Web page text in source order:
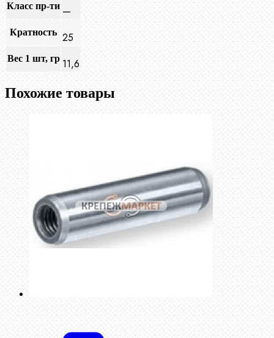
Класс пр-ти —
Кратность 25
Вес 1 шт, гр 11,6
Похожие товары